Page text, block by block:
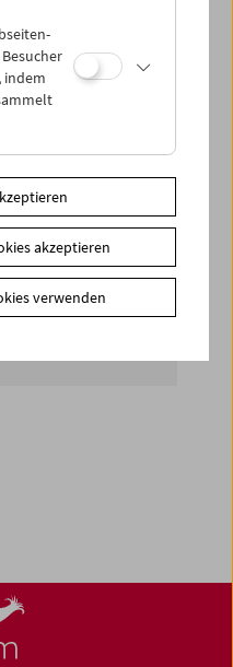
indem
akzeptieren
verwenden